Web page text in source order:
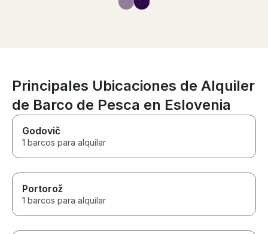
Principales Ubicaciones de Alquiler
de Barco de Pesca en Eslovenia
Godovič
1 barcos para alquilar
Portorož
1 barcos para alquilar